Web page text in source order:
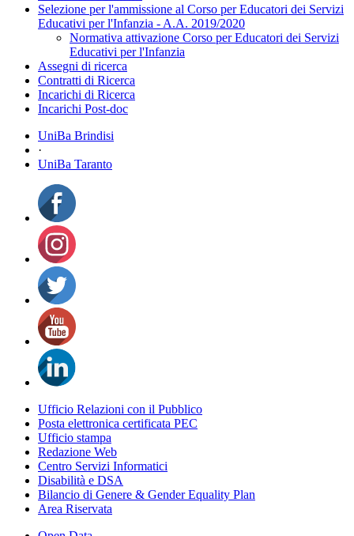
Selezione per l'ammissione al Corso per Educatori dei Servizi
Educativi per l'Infanzia - A.A. 2019/2020
Normativa attivazione Corso per Educatori dei Servizi
Educativi per l'Infanzia
Assegni di ricerca
Contratti di Ricerca
Incarichi di Ricerca
Incarichi Post-doc
UniBa Brindisi
·
UniBa Taranto
Ufficio Relazioni con il Pubblico
Posta elettronica certificata PEC
Ufficio stampa
Redazione Web
Centro Servizi Informatici
Disabilità e DSA
Bilancio di Genere & Gender Equality Plan
Area Riservata